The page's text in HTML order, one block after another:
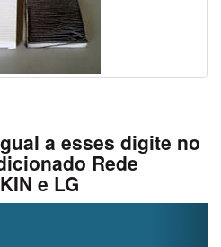
a esses digite no
Rede
e LG